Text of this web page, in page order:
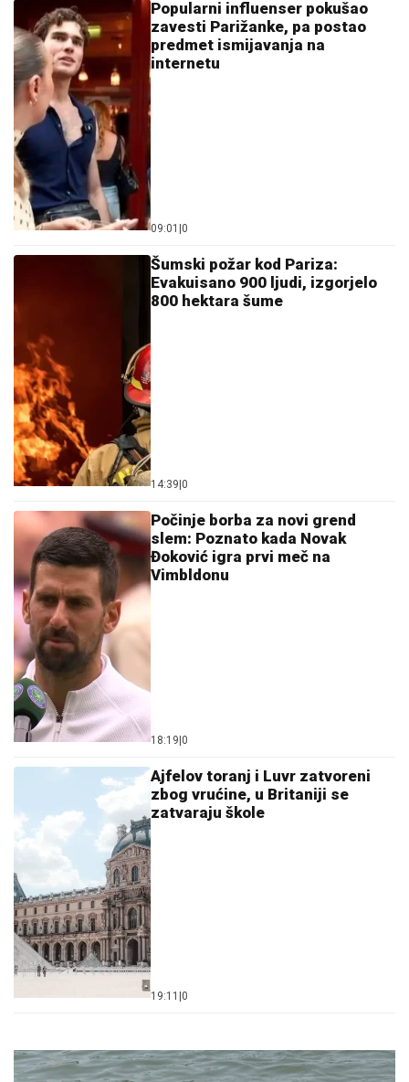
Popularni influenser pokušao
zavesti Parižanke, pa postao
predmet ismijavanja na
internetu
09:01 0
Šumski požar kod Pariza:
Evakuisano 900 ljudi, izgorjelo
800 hektara šume
14:39 0
Počinje borba za novi grend
slem: Poznato kada Novak
Đoković igra prvi meč na
Vimbldonu
18:19 0
Ajfelov toranj i Luvr zatvoreni
zbog vrućine, u Britaniji se
zatvaraju škole
19:11 0